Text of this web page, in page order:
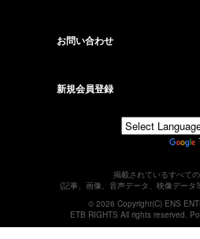
お問い合わせ
新規会員登録
掲載されているすべて
(記事、画像、音声データ、映像データ
© 2026 Copyright(C) ENS
ETB RIGHTS All rights reserved.